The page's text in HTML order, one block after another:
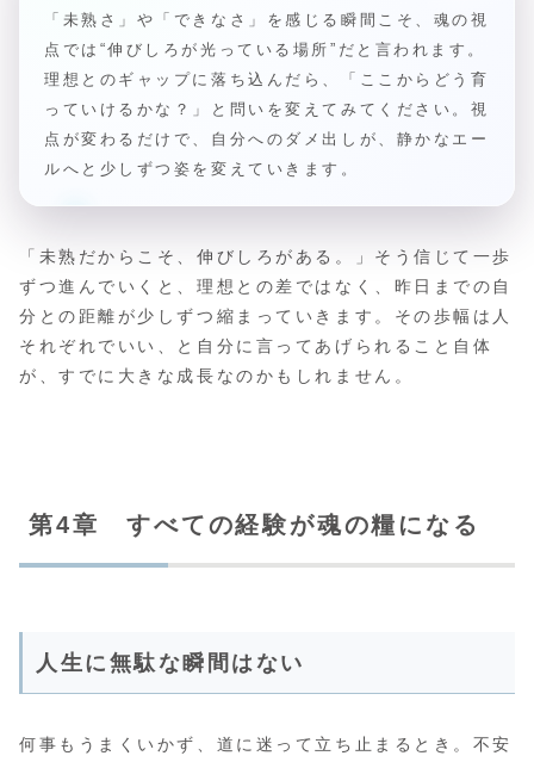
「未熟さ」や「できなさ」を感じる瞬間こそ、魂の視
点では“伸びしろが光っている場所”だと言われます。
理想とのギャップに落ち込んだら、「ここからどう育
っていけるかな？」と問いを変えてみてください。視
点が変わるだけで、自分へのダメ出しが、静かなエー
ルへと少しずつ姿を変えていきます。
「未熟だからこそ、伸びしろがある。」そう信じて一歩
ずつ進んでいくと、理想との差ではなく、昨日までの自
分との距離が少しずつ縮まっていきます。その歩幅は人
それぞれでいい、と自分に言ってあげられること自体
が、すでに大きな成長なのかもしれません。
第4章 すべての経験が魂の糧になる
人生に無駄な瞬間はない
何事もうまくいかず、道に迷って立ち止まるとき。不安